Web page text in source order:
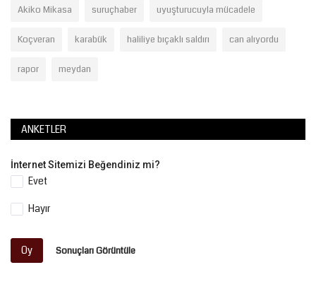
Akiko Mikasa suruçhaber uyuşturucuyla mücadele
Koçveran karabük haliliye bıçaklı saldırı can alıyordu
rapor meydan
ANKETLER
İnternet Sitemizi Beğendiniz mi?
Evet
Hayır
Oy Sonuçları Görüntüle